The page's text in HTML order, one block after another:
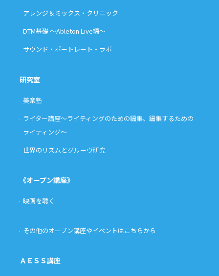
アレンジ＆ミックス・クリニック
DTM基礎 〜Ableton Live編〜
サウンド・ポートレート・ラボ
研究室
美楽塾
ライター講座〜ライティングのための編集、編集するための
ライティング〜
世界のリズムとグルーヴ研究
《オープン講座》
映画を聴く
その他のオープン講座やイベントはこちらから
ＡＥＳＳ講座